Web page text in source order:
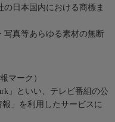
の日本国内における商標ま
写真等あらゆる素材の無断
マーク）
」といい、テレビ番組の公
」を利用したサービスに